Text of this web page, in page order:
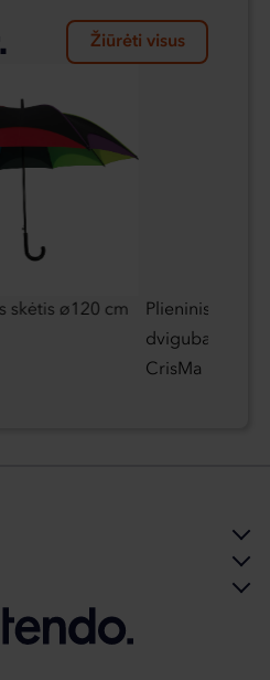
Žiūrėti visus
skėtis ø120 cm
Plieninis
dviguba
CrisMa